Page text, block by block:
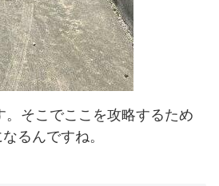
。そこでここを攻略するため
るんですね。